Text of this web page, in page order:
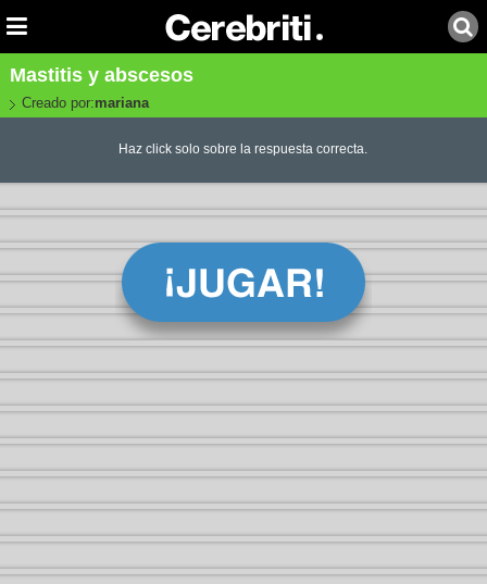
Mastitis y abscesos
Creado por:mariana
Haz click solo sobre la respuesta correcta.